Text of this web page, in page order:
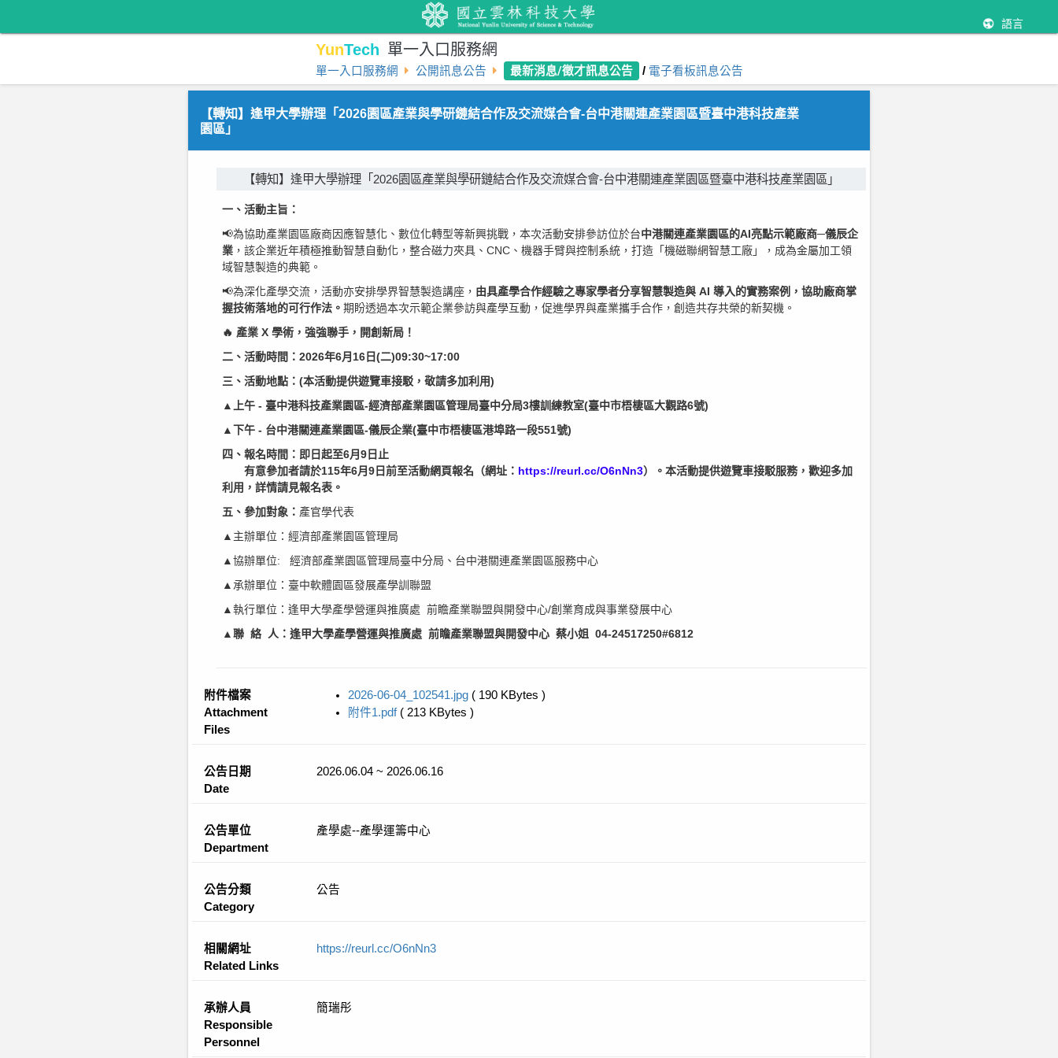
語言
YunTech 單一入口服務網
單一入口服務網 公開訊息公告 最新消息/徵才訊息公告 / 電子看板訊息公告
【轉知】逢甲大學辦理「2026園區產業與學研鏈結合作及交流媒合會-台中港關連產業園區暨臺中港科技產業
園區」
【轉知】逢甲大學辦理「2026園區產業與學研鏈結合作及交流媒合會-台中港關連產業園區暨臺中港科技產業園區」
一、活動主旨：
📢為協助產業園區廠商因應智慧化、數位化轉型等新興挑戰，本次活動安排參訪位於台中港關連產業園區的AI亮點示範廠商─儀辰企
業 ，該企業近年積極推動智慧自動化，整合磁力夾具、CNC、機器手臂與控制系統，打造「機磁聯網智慧工廠」，成為金屬加工領
域智慧製造的典範。
📢為深化產學交流，活動亦安排學界智慧製造講座， 由具產學合作經驗之專家學者分享智慧製造與 AI 導入的實務案例，協助廠商掌
握技術落地的可行作法。 期盼透過本次示範企業參訪與產學互動，促進學界與產業攜手合作，創造共存共榮的新契機。
🔥 產業 X 學術，強強聯手，開創新局！
二、活動時間：2026年6月16日(二)09:30~17:00
三、活動地點：(本活動提供遊覽車接駁，敬請多加利用)
▲
上午 - 臺中港科技產業園區-經濟部產業園區管理局臺中分局3樓訓練教室(臺中市梧棲區大觀路6號)
▲下午 - 台中港關連產業園區-儀辰企業(臺中市梧棲區港埠路一段551號)
四、報名時間：即日起至6月9日止
有意參加者請於115年6月9日前至活動網頁報名（網址： https://reurl.cc/O6nNn3）。本活動提供遊覽車接駁服務，歡迎多加
利用，詳情請見報名表。
五、參加對象： 產官學代表
▲主辦單位：經濟部產業園區管理局
▲協辦單位: 經濟部產業園區管理局臺中分局、台中港關連產業園區服務中心
▲承辦單位：臺中軟體園區發展產學訓聯盟
▲執行單位：逢甲大學產學營運與推廣處 前瞻產業聯盟與開發中心/創業育成與事業發展中心
▲聯 絡 人：逢甲大學產學營運與推廣處 前瞻產業聯盟與開發中心 蔡小姐 04-24517250#6812
附件檔案
Attachment
Files
2026-06-04_102541.jpg ( 190 KBytes )
附件1.pdf ( 213 KBytes )
公告日期
Date
2026.06.04 ~ 2026.06.16
公告單位
Department
產學處--產學運籌中心
公告分類
Category
公告
相關網址
Related Links
https://reurl.cc/O6nNn3
承辦人員
Responsible
Personnel
簡瑞彤